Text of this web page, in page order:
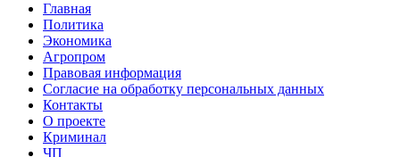
Главная
Политика
Экономика
Агропром
Правовая информация
Согласие на обработку персональных данных
Контакты
О проекте
Криминал
ЧП